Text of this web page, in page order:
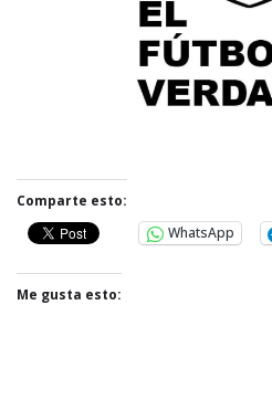
Comparte esto:
WhatsApp
Me gusta esto: